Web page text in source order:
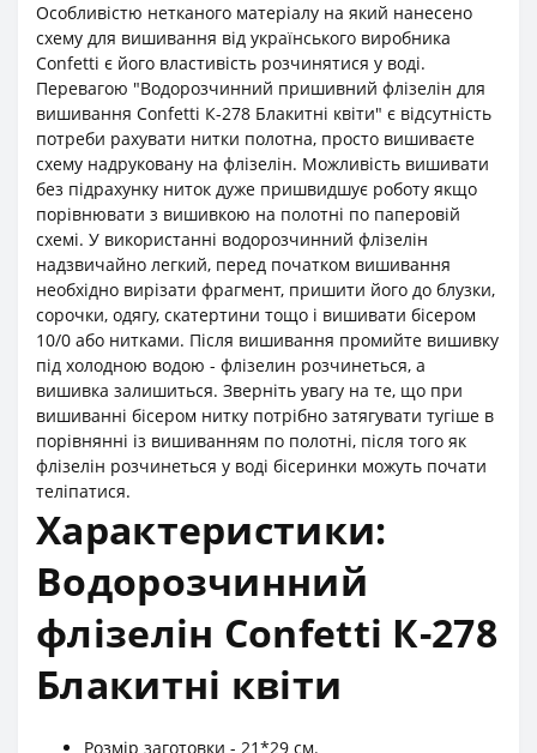
Особливістю нетканого матеріалу на який нанесено
схему для вишивання від українського виробника
Confetti є його властивість розчинятися у воді.
Перевагою "Водорозчинний пришивний флізелін для
вишивання Confetti К-278 Блакитні квіти" є відсутність
потреби рахувати нитки полотна, просто вишиваєте
схему надруковану на флізелін. Можливість вишивати
без підрахунку ниток дуже пришвидшує роботу якщо
порівнювати з вишивкою на полотні по паперовій
схемі. У використанні водорозчинний флізелін
надзвичайно легкий, перед початком вишивання
необхідно вирізати фрагмент, пришити його до блузки,
сорочки, одягу, скатертини тощо і вишивати бісером
10/0 або нитками. Після вишивання промийте вишивку
під холодною водою - флізелин розчинеться, а
вишивка залишиться. Зверніть увагу на те, що при
вишиванні бісером нитку потрібно затягувати тугіше в
порівнянні із вишиванням по полотні, після того як
флізелін розчинеться у воді бісеринки можуть почати
теліпатися.
Характеристики:
Водорозчинний
флізелін Confetti К-278
Блакитні квіти
Розмір заготовки - 21*29 см.